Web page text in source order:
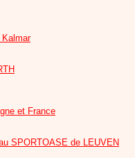
et France
SPORTOASE de LEUVEN